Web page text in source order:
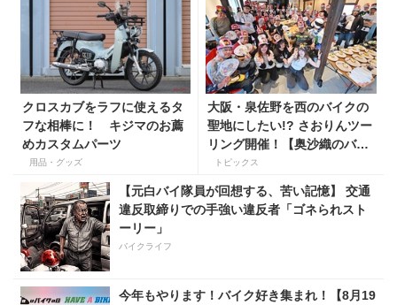
クロスカブをラフに使えるタ
フな相棒に！ キジマのお薦
めカスタムパーツ
用品・グッズ
大阪・泉佐野を西のバイクの
聖地にしたい!? さおりんツー
リング開催！【奥沙織のバイ
ク日和第３回】
トピックス
【元白バイ隊員が回想する、苦い記憶】 交通
違反取締りでの手強い違反者「ゴネられスト
ーリー」
バイクライフ
今年もやります！バイク好き集まれ！【8月19